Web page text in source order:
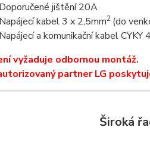
Doporučené jištění 20A
Napájecí kabel 3 x 2,5mm2 (do
Napájecí a komunikační kabel CYKY
vyžaduje odbornou montáž.
partner LG
Široká